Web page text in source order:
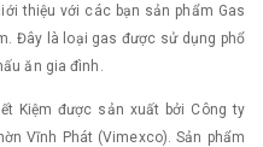
thiệu với các bạn sản phẩm Gas
Đây là loại gas được sử dụng phổ
ăn gia đình.
Kiệm được sản xuất bởi Công ty
Vĩnh Phát (Vimexco). Sản phẩm